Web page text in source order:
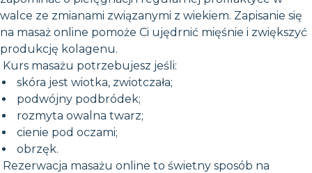
walce ze zmianami związanymi z wiekiem. Zapisanie się
na masaż online pomoże Ci ujędrnić mięśnie i zwiększyć
produkcję kolagenu.
Kurs masażu potrzebujesz jeśli:
skóra jest wiotka, zwiotczała;
podwójny podbródek;
rozmyta owalna twarz;
cienie pod oczami;
obrzęk.
Rezerwacja masażu online to świetny sposób na